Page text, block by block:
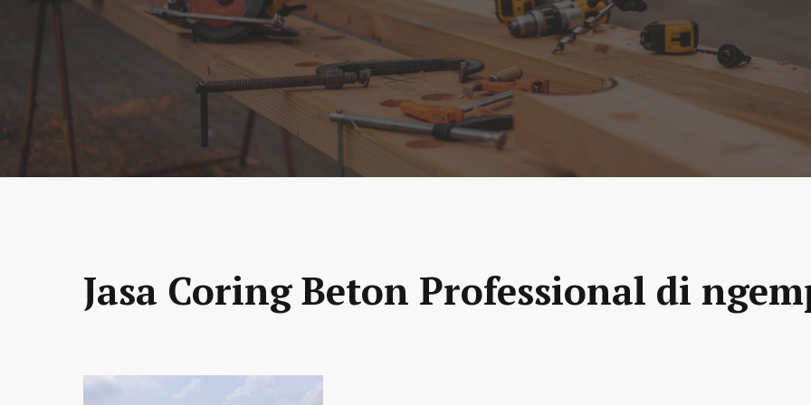
Jasa Coring Beton Professional di